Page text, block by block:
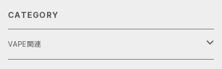
CATEGORY
VAPE関連